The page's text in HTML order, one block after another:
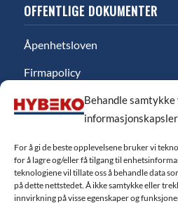
Behandle samtykke
informasjonskapsler
For å gi de beste opplevelsene bruker vi
for å lagre og/eller få tilgang til
teknologiene vil tillate oss å behandle data
på dette nettstedet. Å ikke samtykke eller
innvirkning på visse egenskaper og
OFFENTLIGE DOKUMENTER
Åpenhetsloven
Firmapolicy
Miljø
Likestillingsredgjørelse
Personvernerklæring
Salgsbetingelser